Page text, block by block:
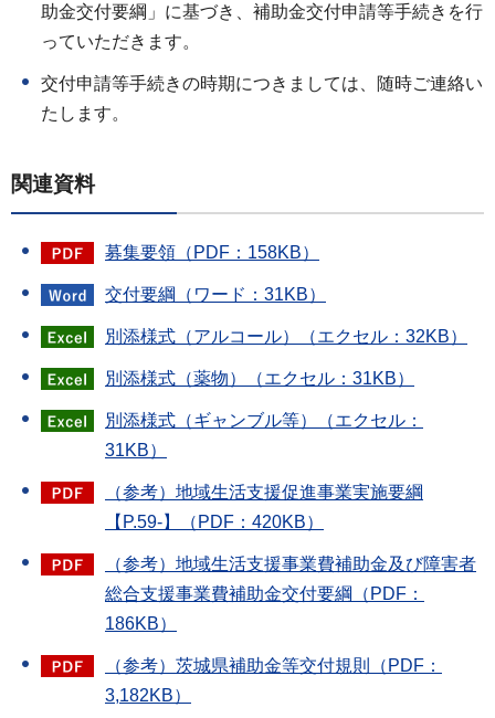
助金交付要綱」に基づき、補助金交付申請等手続きを行
っていただきます。
交付申請等手続きの時期につきましては、随時ご連絡い
たします。
関連資料
募集要領（PDF：158KB）
交付要綱（ワード：31KB）
別添様式（アルコール）（エクセル：32KB）
別添様式（薬物）（エクセル：31KB）
別添様式（ギャンブル等）（エクセル：
31KB）
（参考）地域生活支援促進事業実施要綱
【P.59-】（PDF：420KB）
（参考）地域生活支援事業費補助金及び障害者
総合支援事業費補助金交付要綱（PDF：
186KB）
（参考）茨城県補助金等交付規則（PDF：
3,182KB）